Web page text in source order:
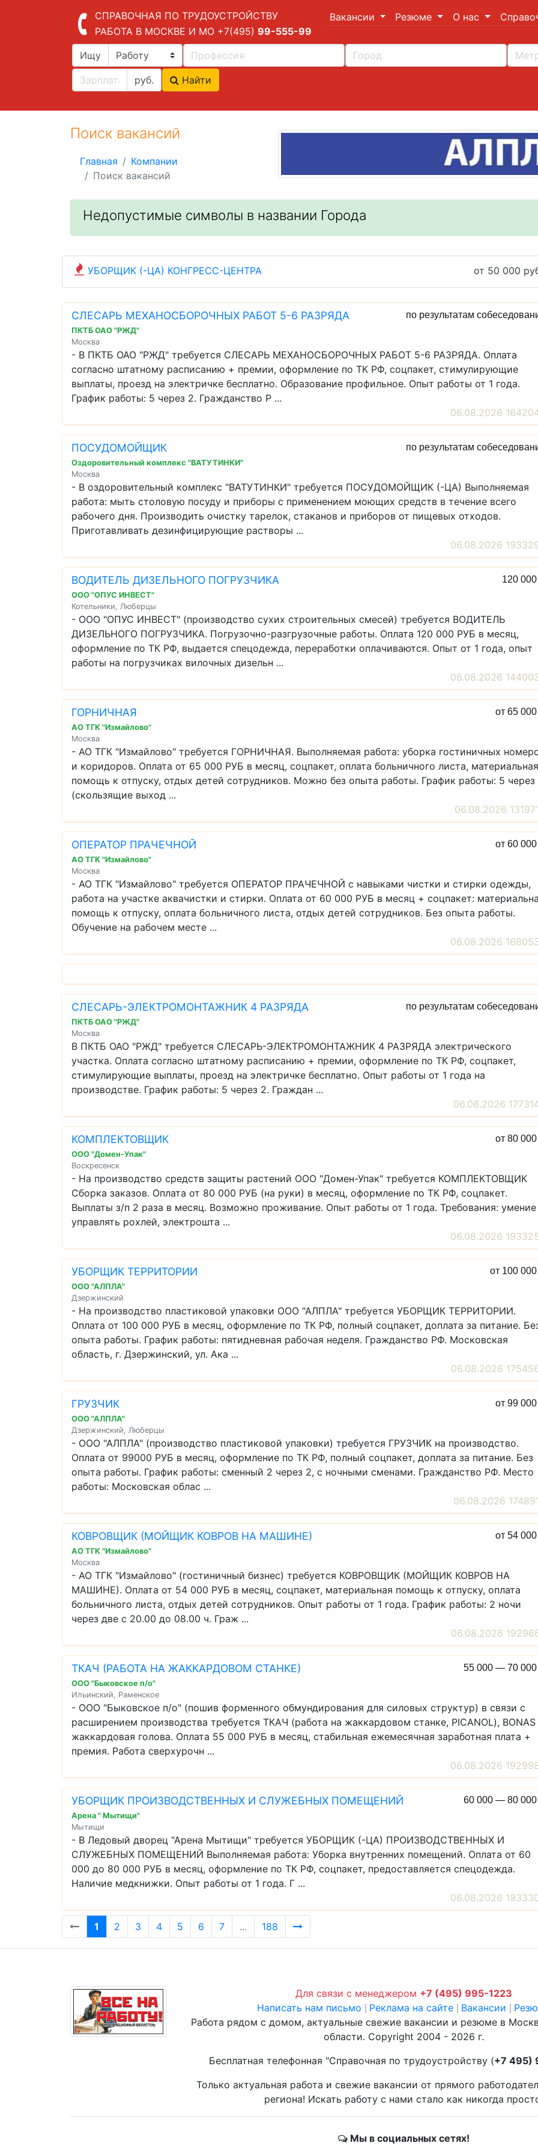
СПРАВОЧНАЯ ПО ТРУДОУСТРОЙСТВУ
РАБОТА В МОСКВЕ И МО +7(495) 99-555-99
Вакансии Резюме О нас
Ищу
руб. Найти
Поиск вакансий
Главная
Компании
Поиск вакансий
Недопустимые символы в названии Города
УБОРЩИК (-ЦА) КОНГРЕСС-ЦЕНТРА от 50 000
СЛЕСАРЬ МЕХАНОСБОРОЧНЫХ РАБОТ 5-6 РАЗРЯДА по результатам
ПКТБ ОАО "РЖД"
Москва
- В ПКТБ ОАО "РЖД" требуется СЛЕСАРЬ МЕХАНОСБОРОЧНЫХ РАБОТ 5-6 РАЗРЯДА. Оплата
согласно штатному расписанию + премии, оформление по ТК РФ, соцпакет, стимулирующие
выплаты, проезд на электричке бесплатно. Образование профильное. Опыт работы от 1 года.
График работы: 5 через 2. Гражданство Р ...
06.08.2026
ПОСУДОМОЙЩИК по результатам
Оздоровительный комплекс "ВАТУТИНКИ"
Москва
- В оздоровительный комплекс "ВАТУТИНКИ" требуется ПОСУДОМОЙЩИК (-ЦА) Выполняемая
работа: мыть столовую посуду и приборы с применением моющих средств в течение всего
рабочего дня. Производить очистку тарелок, стаканов и приборов от пищевых отходов.
Приготавливать дезинфицирующие растворы ...
06.08.2026
ВОДИТЕЛЬ ДИЗЕЛЬНОГО ПОГРУЗЧИКА 120 000
ООО "ОПУС ИНВЕСТ"
Котельники, Люберцы
- ООО "ОПУС ИНВЕСТ" (производство сухих строительных смесей) требуется ВОДИТЕЛЬ
ДИЗЕЛЬНОГО ПОГРУЗЧИКА. Погрузочно-разгрузочные работы. Оплата 120 000 РУБ в месяц,
оформление по ТК РФ, выдается спецодежда, переработки оплачиваются. Опыт от 1 года, опыт
работы на погрузчиках вилочных дизельн ...
06.08.2026
ГОРНИЧНАЯ от 65 000
АО ТГК "Измайлово"
Москва
- АО ТГК "Измайлово" требуется ГОРНИЧНАЯ. Выполняемая работа: уборка гостиничных
и коридоров. Оплата от 65 000 РУБ в месяц, соцпакет, оплата больничного листа, материальная
помощь к отпуску, отдых детей сотрудников. Можно без опыта работы. График работы: 5 через
(скользящие выход ...
06.08.2026
ОПЕРАТОР ПРАЧЕЧНОЙ от 60 000
АО ТГК "Измайлово"
Москва
- АО ТГК "Измайлово" требуется ОПЕРАТОР ПРАЧЕЧНОЙ с навыками чистки и стирки одежды,
работа на участке аквачистки и стирки. Оплата от 60 000 РУБ в месяц + соцпакет:
помощь к отпуску, оплата больничного листа, отдых детей сотрудников. Без опыта работы.
Обучение на рабочем месте ...
06.08.2026
СЛЕСАРЬ-ЭЛЕКТРОМОНТАЖНИК 4 РАЗРЯДА по результатам
ПКТБ ОАО "РЖД"
Москва
В ПКТБ ОАО "РЖД" требуется СЛЕСАРЬ-ЭЛЕКТРОМОНТАЖНИК 4 РАЗРЯДА электрического
участка. Оплата согласно штатному расписанию + премии, оформление по ТК РФ, соцпакет,
стимулирующие выплаты, проезд на электричке бесплатно. Опыт работы от 1 года на
производстве. График работы: 5 через 2. Граждан ...
06.08.2026
КОМПЛЕКТОВЩИК от 80 000
ООО "Домен-Упак"
Воскресенск
- На производство средств защиты растений ООО "Домен-Упак" требуется КОМПЛЕКТОВЩИК
Сборка заказов. Оплата от 80 000 РУБ (на руки) в месяц, оформление по ТК РФ, соцпакет.
Выплаты з/п 2 раза в месяц. Возможно проживание. Опыт работы от 1 года. Требования: умение
управлять рохлей, электрошта ...
06.08.2026
УБОРЩИК ТЕРРИТОРИИ от 100 000
ООО "АЛПЛА"
Дзержинский
- На производство пластиковой упаковки ООО "АЛПЛА" требуется УБОРЩИК ТЕРРИТОРИИ.
Оплата от 100 000 РУБ в месяц, оформление по ТК РФ, полный соцпакет, доплата за питание.
опыта работы. График работы: пятидневная рабочая неделя. Гражданство РФ. Московская
область, г. Дзержинский, ул. Ака ...
06.08.2026
ГРУЗЧИК от 99 000
ООО "АЛПЛА"
Дзержинский, Люберцы
- ООО "АЛПЛА" (производство пластиковой упаковки) требуется ГРУЗЧИК на производство.
Оплата от 99000 РУБ в месяц, оформление по ТК РФ, полный соцпакет, доплата за питание. Без
опыта работы. График работы: сменный 2 через 2, с ночными сменами. Гражданство РФ. Место
работы: Московская облас ...
06.08.2026
КОВРОВЩИК (МОЙЩИК КОВРОВ НА МАШИНЕ) от 54 000
АО ТГК "Измайлово"
Москва
- АО ТГК "Измайлово" (гостиничный бизнес) требуется КОВРОВЩИК (МОЙЩИК КОВРОВ НА
МАШИНЕ). Оплата от 54 000 РУБ в месяц, соцпакет, материальная помощь к отпуску, оплата
больничного листа, отдых детей сотрудников. Опыт работы от 1 года. График работы: 2 ночи
через две с 20.00 до 08.00 ч. Граж ...
06.08.2026
ТКАЧ (РАБОТА НА ЖАККАРДОВОМ СТАНКЕ) 55 000 — 70 000
ООО "Быковское п/о"
Ильинский, Раменское
- ООО "Быковское п/о" (пошив форменного обмундирования для силовых структур) в связи с
расширением производства требуется ТКАЧ (работа на жаккардовом станке, PICANOL),
жаккардовая голова. Оплата 55 000 РУБ в месяц, стабильная ежемесячная заработная плата +
премия. Работа сверхурочн ...
06.08.2026
УБОРЩИК ПРОИЗВОДСТВЕННЫХ И СЛУЖЕБНЫХ ПОМЕЩЕНИЙ 60 000 — 80 000
Арена " Мытищи"
Мытищи
- В Ледовый дворец "Арена Мытищи" требуется УБОРЩИК (-ЦА) ПРОИЗВОДСТВЕННЫХ И
СЛУЖЕБНЫХ ПОМЕЩЕНИЙ Выполняемая работа: Уборка внутренних помещений. Оплата от 60
000 до 80 000 РУБ в месяц, оформление по ТК РФ, соцпакет, предоставляется спецодежда.
Наличие медкнижки. Опыт работы от 1 года. Г ...
06.08.2026
1 2 3 4 5 6 7 ... 188
Для связи с менеджером +7 (495) 995-1223
Написать нам письмо
Реклама на сайте Вакансии
Работа рядом с домом, актуальные свежие вакансии и резюме в
области. Copyright 2004 - 2026 г.
Бесплатная телефонная "Справочная по трудоустройству (+7 495)
Только актуальная работа и свежие вакансии от прямого
региона! Искать работу с нами стало как никогда
Мы в социальных сетях!